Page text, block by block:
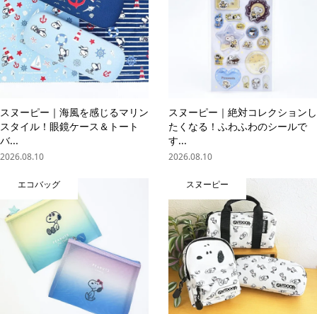
スヌーピー｜海風を感じるマリン
スタイル！眼鏡ケース＆トート
バ...
2026.08.10
スヌーピー｜絶対コレクションし
たくなる！ふわふわのシールで
す...
2026.08.10
エコバッグ スヌーピー